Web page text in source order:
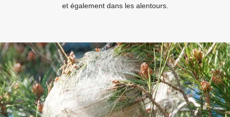
et également dans les alentours.